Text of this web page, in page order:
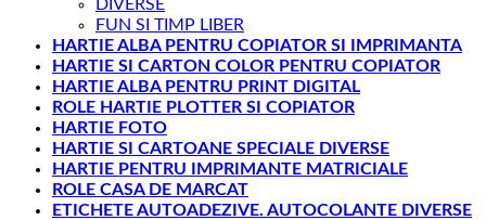
DIVERSE
FUN SI TIMP LIBER
HARTIE ALBA PENTRU COPIATOR SI IMPRIMANTA
HARTIE SI CARTON COLOR PENTRU COPIATOR
HARTIE ALBA PENTRU PRINT DIGITAL
ROLE HARTIE PLOTTER SI COPIATOR
HARTIE FOTO
HARTIE SI CARTOANE SPECIALE DIVERSE
HARTIE PENTRU IMPRIMANTE MATRICIALE
ROLE CASA DE MARCAT
ETICHETE AUTOADEZIVE. AUTOCOLANTE DIVERSE